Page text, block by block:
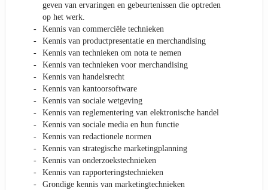
geven van ervaringen en gebeurtenissen die optreden
op het werk.
Kennis van commerciële technieken
Kennis van productpresentatie en merchandising
Kennis van technieken om nota te nemen
Kennis van technieken voor merchandising
Kennis van handelsrecht
Kennis van kantoorsoftware
Kennis van sociale wetgeving
Kennis van reglementering van elektronische handel
Kennis van sociale media en hun functie
Kennis van redactionele normen
Kennis van strategische marketingplanning
Kennis van onderzoekstechnieken
Kennis van rapporteringstechnieken
Grondige kennis van marketingtechnieken